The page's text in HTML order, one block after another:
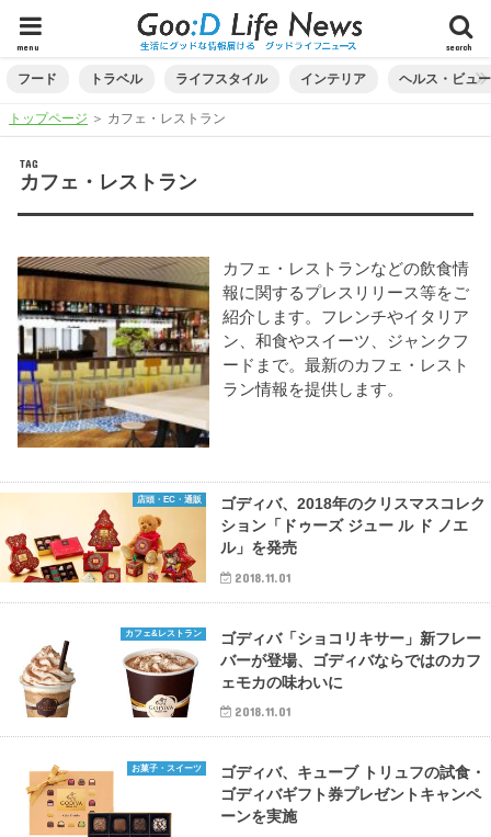
search
menu
フード トラベル ライフスタイル インテリア ヘルス・ビュ
トップページ ＞ カフェ・レストラン
TAG
カフェ・レストラン
カフェ・レストランなどの飲食情
報に関するプレスリリース等をご
紹介します。フレンチやイタリア
ン、和食やスイーツ、ジャンクフ
ードまで。最新のカフェ・レスト
ラン情報を提供します。
店頭・EC・通販
ゴディバ、2018年のクリスマスコレク
ション「ドゥーズ ジュー ル ド ノエ
ル」を発売
2018.11.01
カフェ&レストラン
ゴディバ「ショコリキサー」新フレー
バーが登場、ゴディバならではのカフ
ェモカの味わいに
2018.11.01
お菓子・スイーツ
ゴディバ、キューブ トリュフの試食・
ゴディバギフト券プレゼントキャンペ
ーンを実施